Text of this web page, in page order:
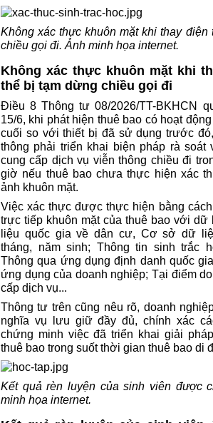
Không xác thực khuôn mặt khi thay điện
chiều gọi đi. Ảnh minh họa internet.
Không xác thực khuôn mặt khi
thể bị tạm dừng chiều gọi đi
Điều 8 Thông tư 08/2026/TT-BKHCN
15/6, khi phát hiện thuê bao có hoạt
cuối so với thiết bị đã sử dụng trước
thông phải triển khai biện pháp rà soát
cung cấp dịch vụ viễn thông chiều đi
giờ nếu thuê bao chưa thực hiện xác
ảnh khuôn mặt.
Việc xác thực được thực hiện bằng
trực tiếp khuôn mặt của thuê bao với
liệu quốc gia về dân cư, Cơ sở dữ
tháng, năm sinh; Thông tin sinh trắc
Thông qua ứng dụng định danh quốc
ứng dụng của doanh nghiệp; Tại điểm
cấp dịch vụ...
Thông tư trên cũng nêu rõ, doanh
nghĩa vụ lưu giữ đầy đủ, chính xác
chứng minh việc đã triển khai giải
thuê bao trong suốt thời gian thuê bao di
Kết quả rèn luyện của sinh viên được
minh họa internet.